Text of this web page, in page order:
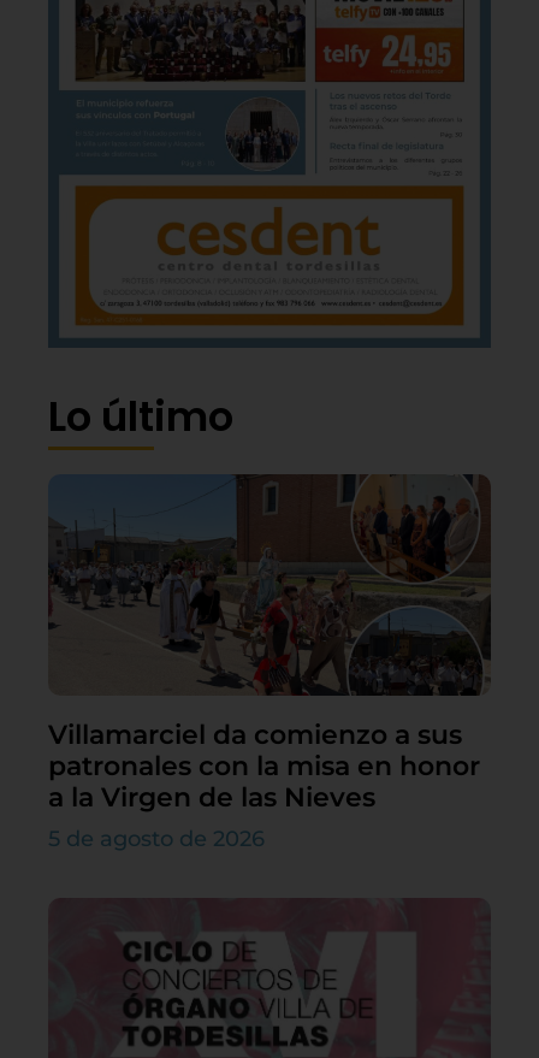
Lo último
Villamarciel da comienzo a sus
patronales con la misa en honor
a la Virgen de las Nieves
5 de agosto de 2026